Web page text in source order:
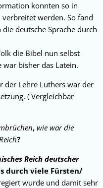
konnten so in
werden. So fand
deutsche Sprache durch
die Bibel nun selbst
war bisher das Latein.
der Lehre Luthers war der
( Vergleichbar
, wie war die
?
Reich deutscher
durch viele Fürsten/
wurde und damit sehr